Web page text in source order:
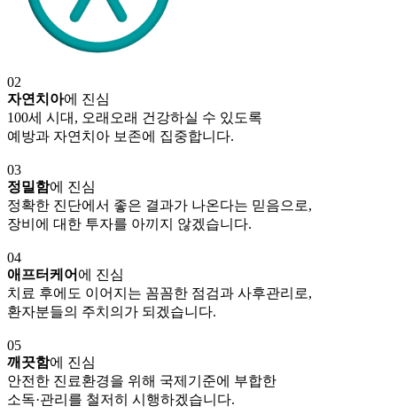
02
자연치아에 진심
100세 시대, 오래오래 건강하실 수 있도록
예방과 자연치아 보존에 집중합니다.
03
정밀함에 진심
정확한 진단에서 좋은 결과가 나온다는 믿음으로,
장비에 대한 투자를 아끼지 않겠습니다.
04
애프터케어 에 진심
치료 후에도 이어지는 꼼꼼한 점검과 사후관리로,
환자분들의 주치의가 되겠습니다.
05
깨끗함에 진심
안전한 진료환경을 위해 국제기준에 부합한
소독·관리를 철저히 시행하겠습니다.